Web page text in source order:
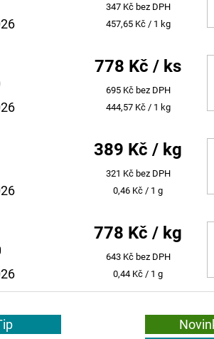
347 Kč bez DPH
Měrná
457,65 Kč / 1 kg
778 Kč / ks
695 Kč bez DPH
Měrná
444,57 Kč / 1 kg
389 Kč / kg
321 Kč bez DPH
Měrná
0,46 Kč / 1 g
778 Kč / kg
643 Kč bez DPH
Měrná
cena:
0,44 Kč / 1 g